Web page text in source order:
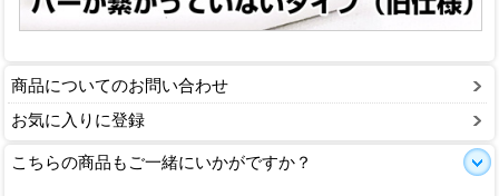
商品についてのお問い合わせ
お気に入りに登録
こちらの商品もご一緒にいかがですか？